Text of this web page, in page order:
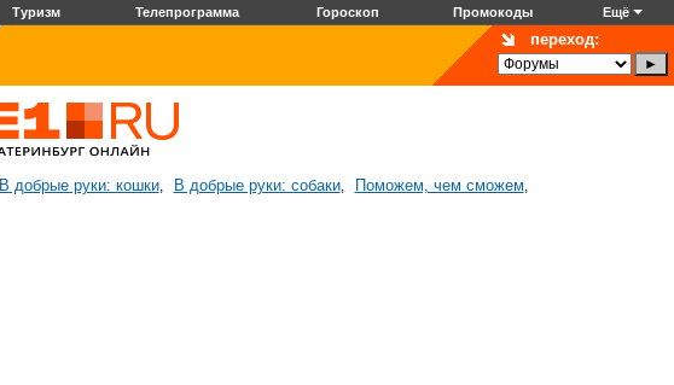
Туризм Телепрограмма Гороскоп Промокоды Ещё
переход:
В добрые руки: кошки, В добрые руки: собаки, Поможем, чем сможем,